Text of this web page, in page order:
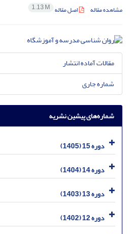
مشاهده مقاله اصل مقاله 1.13 M
مقالات آماده انتشار
شماره جاری
شماره‌های پیشین نشریه
دوره 15 (1405)
دوره 14 (1404)
دوره 13 (1403)
دوره 12 (1402)